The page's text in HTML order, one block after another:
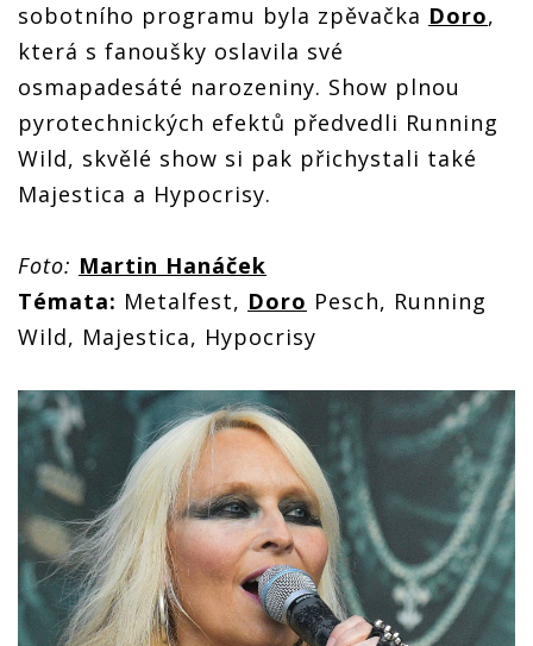
sobotního programu byla zpěvačka Doro,
která s fanoušky oslavila své
osmapadesáté narozeniny. Show plnou
pyrotechnických efektů předvedli Running
Wild, skvělé show si pak přichystali také
Majestica a Hypocrisy.
Foto: Martin Hanáček
Témata: Metalfest, Doro Pesch, Running
Wild, Majestica, Hypocrisy